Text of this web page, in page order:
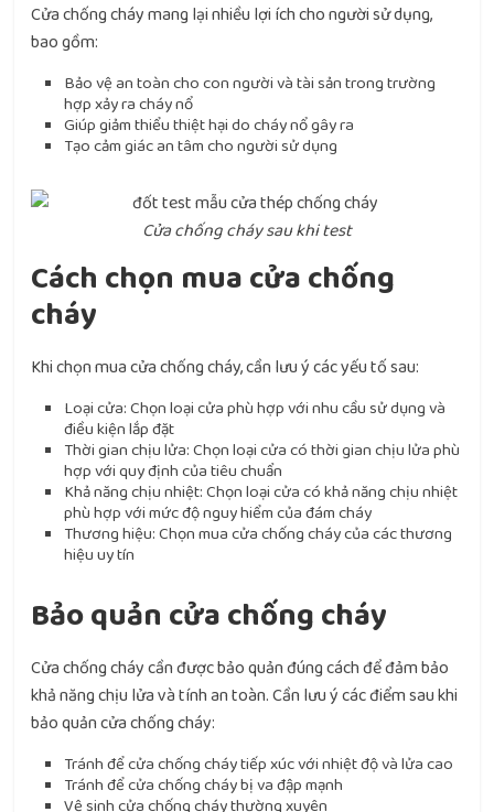
Cửa chống cháy mang lại nhiều lợi ích cho người sử dụng,
bao gồm:
Bảo vệ an toàn cho con người và tài sản trong trường
hợp xảy ra cháy nổ
Giúp giảm thiểu thiệt hại do cháy nổ gây ra
Tạo cảm giác an tâm cho người sử dụng
Cửa chống cháy sau khi test
Cách chọn mua cửa chống
cháy
Khi chọn mua cửa chống cháy, cần lưu ý các yếu tố sau:
Loại cửa: Chọn loại cửa phù hợp với nhu cầu sử dụng và
điều kiện lắp đặt
Thời gian chịu lửa: Chọn loại cửa có thời gian chịu lửa phù
hợp với quy định của tiêu chuẩn
Khả năng chịu nhiệt: Chọn loại cửa có khả năng chịu nhiệt
phù hợp với mức độ nguy hiểm của đám cháy
Thương hiệu: Chọn mua cửa chống cháy của các thương
hiệu uy tín
Bảo quản cửa chống cháy
Cửa chống cháy cần được bảo quản đúng cách để đảm bảo
khả năng chịu lửa và tính an toàn. Cần lưu ý các điểm sau khi
bảo quản cửa chống cháy:
Tránh để cửa chống cháy tiếp xúc với nhiệt độ và lửa cao
Tránh để cửa chống cháy bị va đập mạnh
Vệ sinh cửa chống cháy thường xuyên